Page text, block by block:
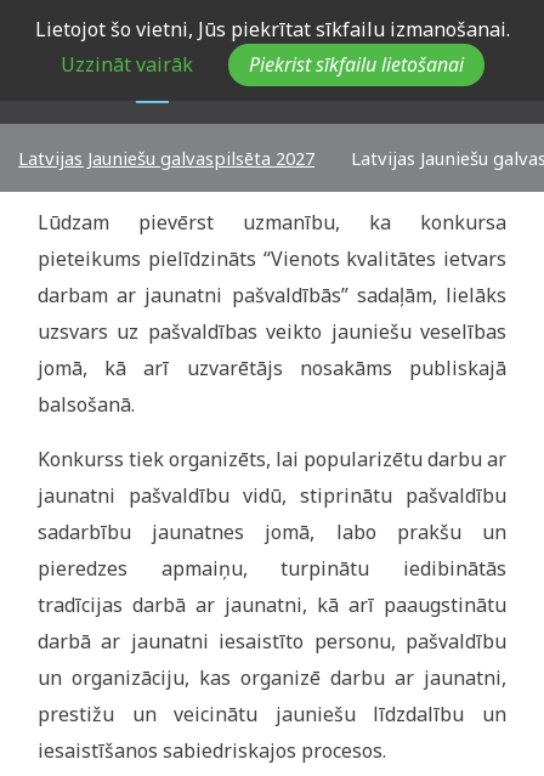
Lietojot šo vietni, Jūs piekrītat sīkfailu izmanošanai.
Uzzināt vairāk
Piekrist sīkfailu lietošanai
Main
menu
sub
menu
Latvijas Jauniešu galvaspilsēta 2027 Latvijas Jauniešu
Lūdzam pievērst uzmanību, ka konkursa
pieteikums pielīdzināts “Vienots kvalitātes ietvars
darbam ar jaunatni pašvaldībās” sadaļām, lielāks
uzsvars uz pašvaldības veikto jauniešu veselības
jomā, kā arī uzvarētājs nosakāms publiskajā
balsošanā.
Konkurss tiek organizēts, lai popularizētu darbu ar
jaunatni pašvaldību vidū, stiprinātu pašvaldību
sadarbību jaunatnes jomā, labo prakšu un
pieredzes apmaiņu, turpinātu iedibinātās
tradīcijas darbā ar jaunatni, kā arī paaugstinātu
darbā ar jaunatni iesaistīto personu, pašvaldību
un organizāciju, kas organizē darbu ar jaunatni,
prestižu un veicinātu jauniešu līdzdalību un
iesaistīšanos sabiedriskajos procesos.